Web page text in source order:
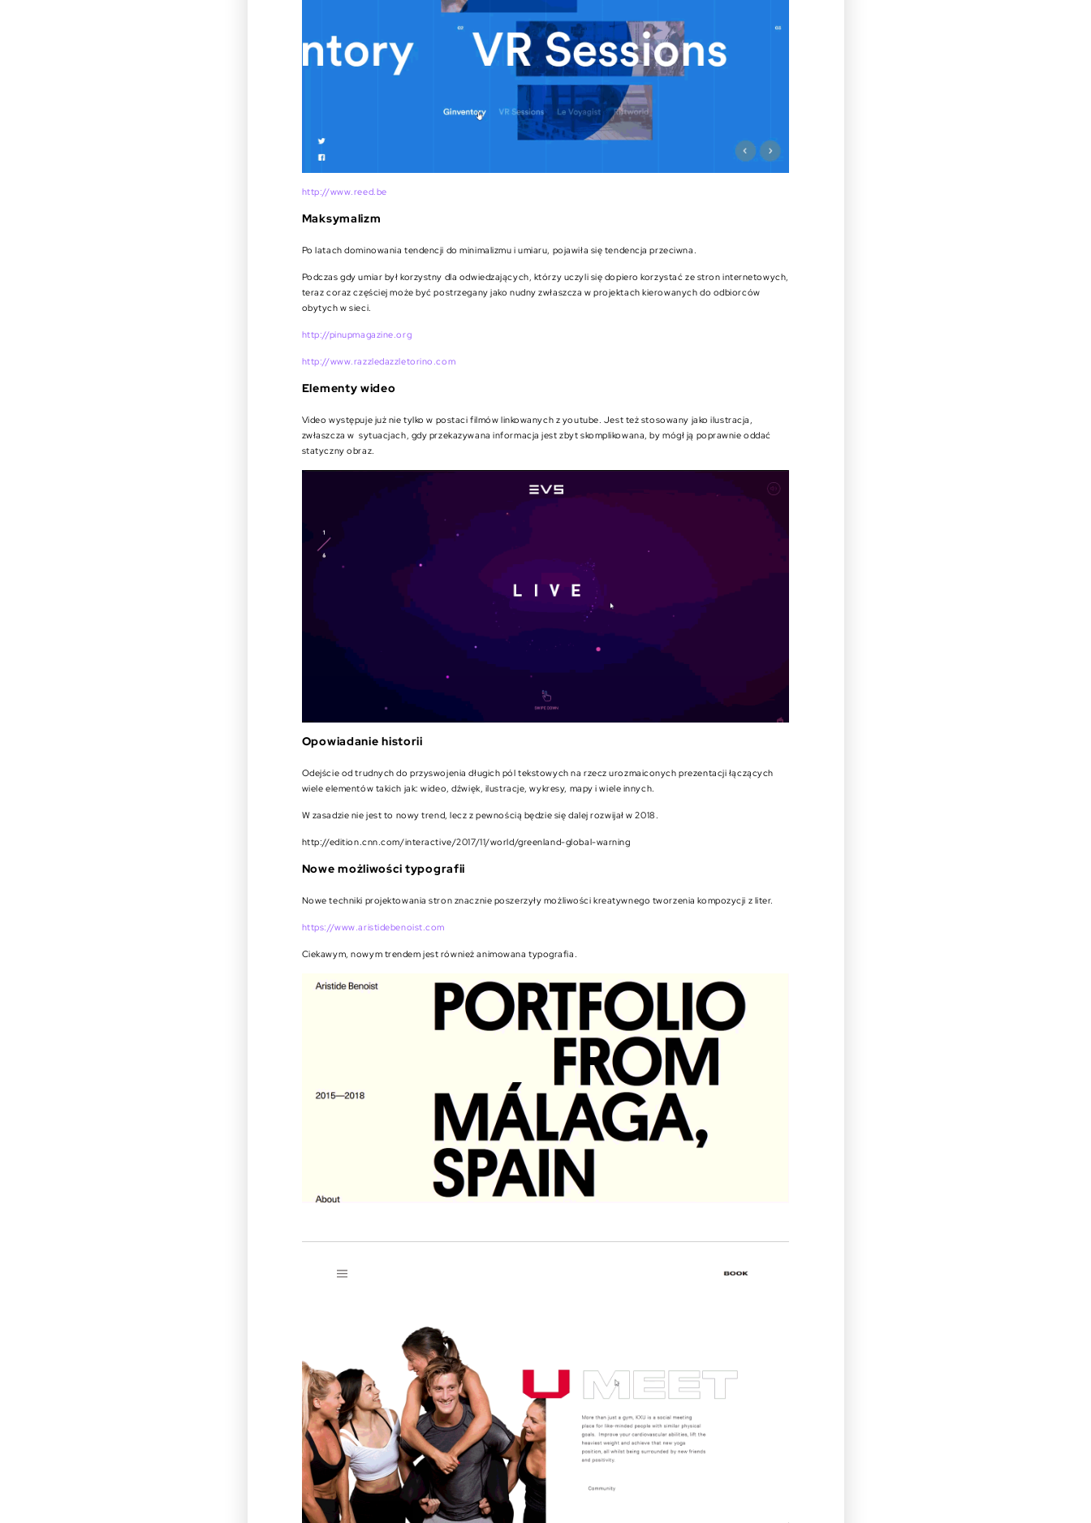
http://www.reed.be
Maksymalizm
Po latach dominowania tendencji do minimalizmu i umiaru, pojawiła się tendencja przeciwna.
Podczas gdy umiar był korzystny dla odwiedzających, którzy uczyli się dopiero korzystać ze stron internetowych,
teraz coraz częściej może być postrzegany jako nudny zwłaszcza w projektach kierowanych do odbiorców
obytych w sieci.
http://pinupmagazine.org
http://www.razzledazzletorino.com
Elementy wideo
Video występuje już nie tylko w postaci filmów linkowanych z youtube. Jest też stosowany jako ilustracja,
zwłaszcza w sytuacjach, gdy przekazywana informacja jest zbyt skomplikowana, by mógł ją poprawnie oddać
statyczny obraz.
Opowiadanie historii
Odejście od trudnych do przyswojenia długich pól tekstowych na rzecz urozmaiconych prezentacji łączących
wiele elementów takich jak: wideo, dźwięk, ilustracje, wykresy, mapy i wiele innych.
W zasadzie nie jest to nowy trend, lecz z pewnością będzie się dalej rozwijał w 2018.
http://edition.cnn.com/interactive/2017/11/world/greenland-global-warning
Nowe możliwości typografii
Nowe techniki projektowania stron znacznie poszerzyły możliwości kreatywnego tworzenia kompozycji z liter.
https://www.aristidebenoist.com
Ciekawym, nowym trendem jest również animowana typografia.